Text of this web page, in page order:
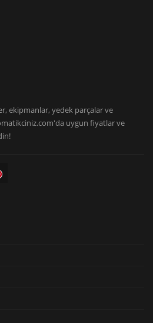
ekipmanlar, yedek parçalar ve
uygun fiyatlar ve